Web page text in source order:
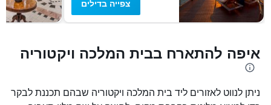
צפייה בדילים
איפה להתארח בבית המלכה ויקטוריה
ניתן לנווט לאזורים ליד בית המלכה ויקטוריה שבהם תכננת לבקר